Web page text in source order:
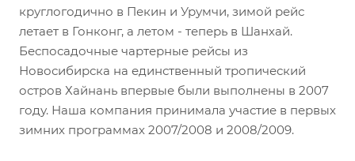
круглогодично в Пекин и Урумчи, зимой рейс
летает в Гонконг, а летом - теперь в Шанхай.
Беспосадочные чартерные рейсы из
Новосибирска на единственный тропический
остров Хайнань впервые были выполнены в 2007
году. Наша компания принимала участие в первых
зимних программах 2007/2008 и 2008/2009.